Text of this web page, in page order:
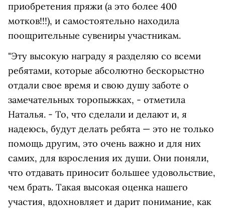
приобретения пряжи (а это более 400
мотков!!!), и самостоятельно находила
поощрительные сувениры участникам.
"Эту высокую награду я разделяю со всеми
ребятами, которые абсолютно бескорыстно
отдали свое время и свою душу заботе о
замечательных торопыжках, - отметила
Наталья. - То, что сделали и делают и, я
надеюсь, будут делать ребята — это не только
помощь другим, это очень важно и для них
самих, для взросления их души. Они поняли,
что отдавать приносит большее удовольствие,
чем брать. Такая высокая оценка нашего
участия, вдохновляет и дарит понимание, как